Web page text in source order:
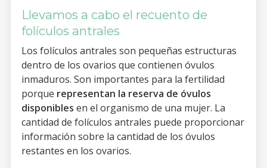
Llevamos a cabo el recuento de
folículos antrales
Los folículos antrales son pequeñas estructuras
dentro de los ovarios que contienen óvulos
inmaduros. Son importantes para la fertilidad
porque representan la reserva de óvulos
disponibles en el organismo de una mujer. La
cantidad de folículos antrales puede proporcionar
información sobre la cantidad de los óvulos
restantes en los ovarios.